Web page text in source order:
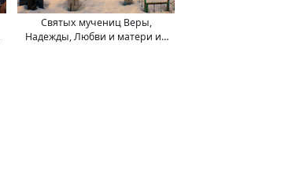
Святых мучениц Веры,
Надежды, Любви и матери их